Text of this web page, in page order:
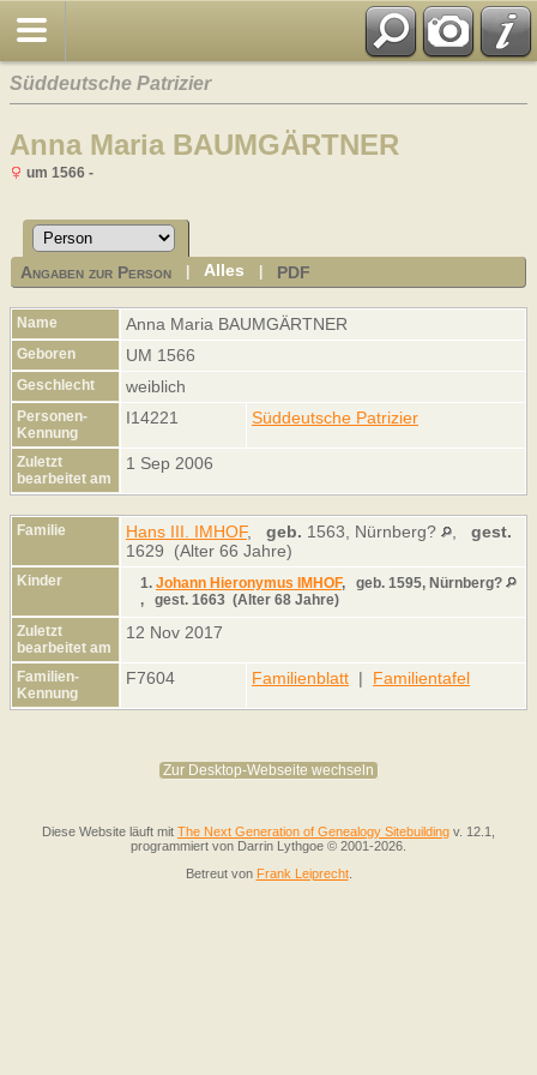
Süddeutsche Patrizier
Anna Maria BAUMGÄRTNER
um 1566 -
Angaben zur Person |Alles PDF
Name Anna Maria BAUMGÄRTNER
Geboren UM 1566
Geschlecht weiblich
Personen-
Kennung
I14221 Süddeutsche Patrizier
Zuletzt
bearbeitet am
1 Sep 2006
Familie Hans III. IMHOF, geb. 1563, Nürnberg?
gest.
1629 (Alter 66 Jahre)
Kinder 1. Johann Hieronymus IMHOF, geb. 1595, Nürnberg?
, gest. 1663 (Alter 68 Jahre)
Zuletzt
bearbeitet am
12 Nov 2017
Familien-
Kennung
F7604 Familienblatt | Familientafel
Zur Desktop-Webseite wechseln
Diese Website läuft mit The Next Generation of Genealogy Sitebuilding v. 12.1,
programmiert von Darrin Lythgoe © 2001-2026.
Betreut von Frank Leiprecht.